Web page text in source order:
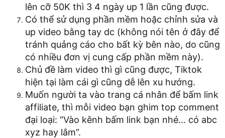
lên cỡ 50K thì 3 4 ngày up 1 lần cũng được.
Có thể sử dụng phần mềm hoặc chỉnh sửa và
up video bằng tay dc (không nói tên ở đây để
tránh quảng cáo cho bất kỳ bên nào, do cũng
có nhiều đơn vị cung cấp phần mềm này).
Chủ đề làm video thì gì cũng được, Tiktok
hiện tại làm cái gì cũng dễ lên xu hướng.
Muốn người ta vào trang cá nhân để bấm link
affiliate, thì mỗi video bạn ghim top comment
đại loại: “Vào kênh bấm link bạn nhé… có abc
xyz hay lắm”.